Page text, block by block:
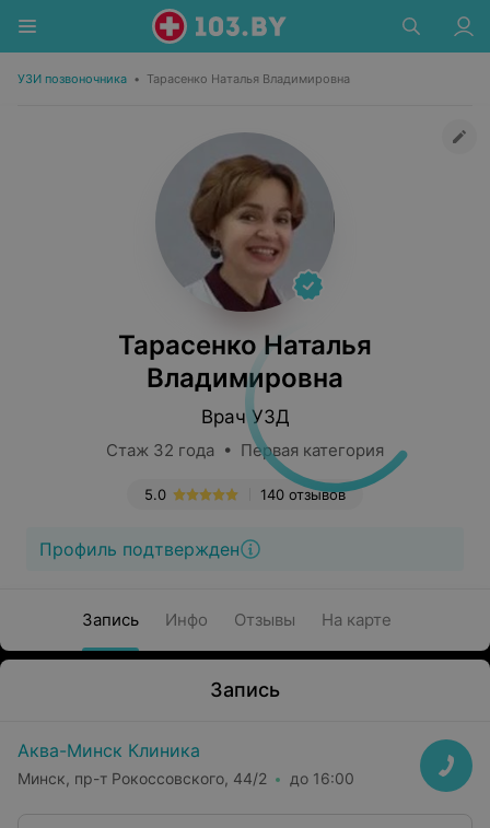
УЗИ позвоночника • Тарасенко Наталья Владимировна
Тарасенко Наталья
Владимировна
Врач УЗД
Стаж 32 года • Первая категория
140 отзывов
5.0
Профиль подтвержден
Запись Инфо Отзывы На карте
Запись
Аква-Минск Клиника
Минск, пр-т Рокоссовского, 44/2 до 16:00